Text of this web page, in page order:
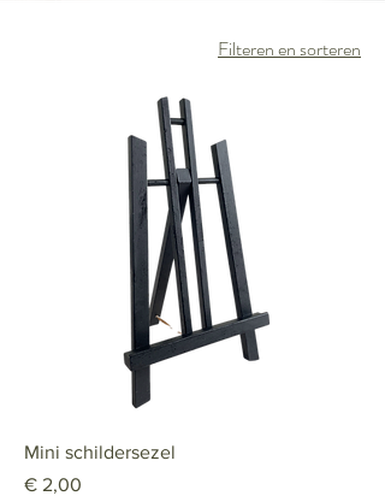
Filteren en sorteren
Mini schildersezel
Prijs
€ 2,00